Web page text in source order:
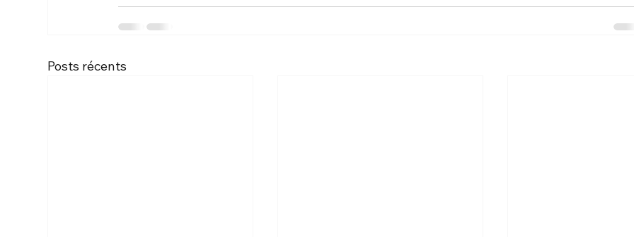
Posts récents